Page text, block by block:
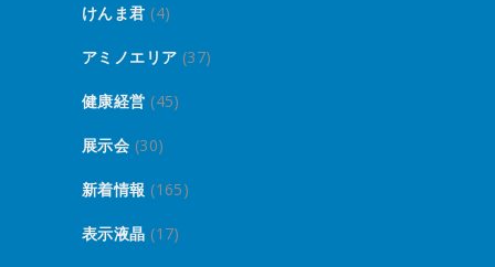
けんま君 (4)
アミノエリア (37)
健康経営 (45)
展示会 (30)
新着情報 (165)
表示液晶 (17)